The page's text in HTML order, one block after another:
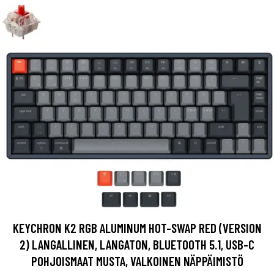
KEYCHRON K2 RGB ALUMINUM HOT-SWAP RED (VERSION
2) LANGALLINEN, LANGATON, BLUETOOTH 5.1, USB-C
POHJOISMAAT MUSTA, VALKOINEN NÄPPÄIMISTÖ